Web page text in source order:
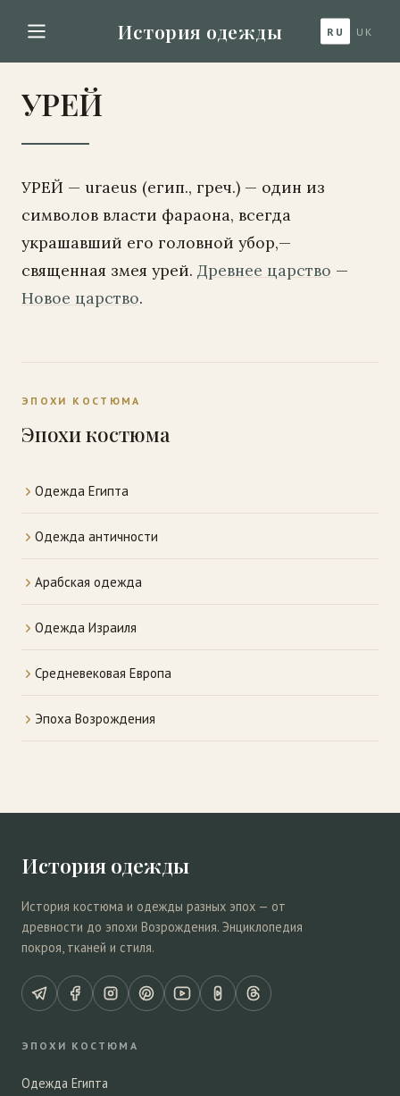
История одежды RU UK
УРЕЙ
УРЕЙ — uraeus (егип., греч.) — один из
символов власти фараона, всегда
украшавший его головной убор,—
священная змея урей. Древнее царство —
Новое царство.
ЭПОХИ КОСТЮМА
Эпохи костюма
Одежда Египта
Одежда античности
Арабская одежда
Одежда Израиля
Средневековая Европа
Эпоха Возрождения
История одежды
История костюма и одежды разных эпох — от
древности до эпохи Возрождения. Энциклопедия
покроя, тканей и стиля.
ЭПОХИ КОСТЮМА
Одежда Египта